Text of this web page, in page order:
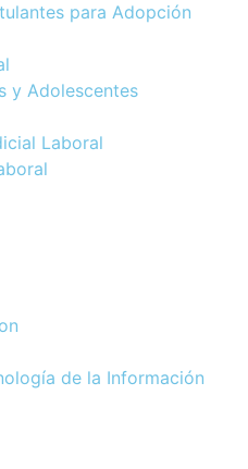
para Adopción
y Adolescentes
Laboral
de la Información